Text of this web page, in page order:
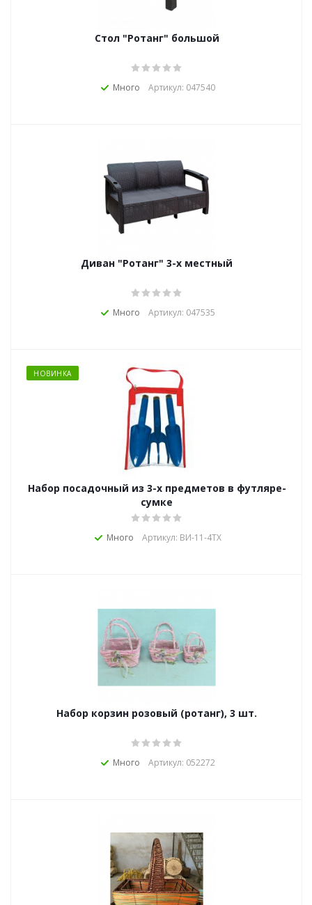
Стол "Ротанг" большой
Много Артикул: 047540
Диван "Ротанг" 3-х местный
Много Артикул: 047535
НОВИНКА
Набор посадочный из 3-х предметов в футляре-
сумке
Много Артикул: ВИ-11-4ТХ
Набор корзин розовый (ротанг), 3 шт.
Много Артикул: 052272